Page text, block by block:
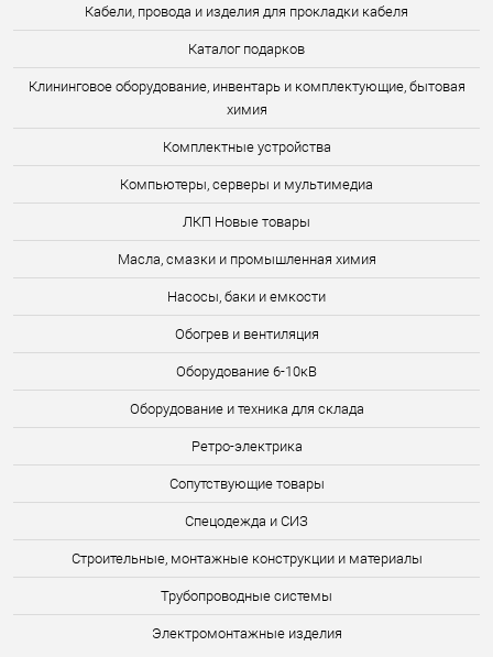
Кабели, провода и изделия для прокладки кабеля
Каталог подарков
Клининговое оборудование, инвентарь и комплектующие, бытовая
химия
Комплектные устройства
Компьютеры, серверы и мультимедиа
ЛКП Новые товары
Масла, смазки и промышленная химия
Насосы, баки и емкости
Обогрев и вентиляция
Оборудование 6-10кВ
Оборудование и техника для склада
Ретро-электрика
Сопутствующие товары
Спецодежда и СИЗ
Строительные, монтажные конструкции и материалы
Трубопроводные системы
Электромонтажные изделия